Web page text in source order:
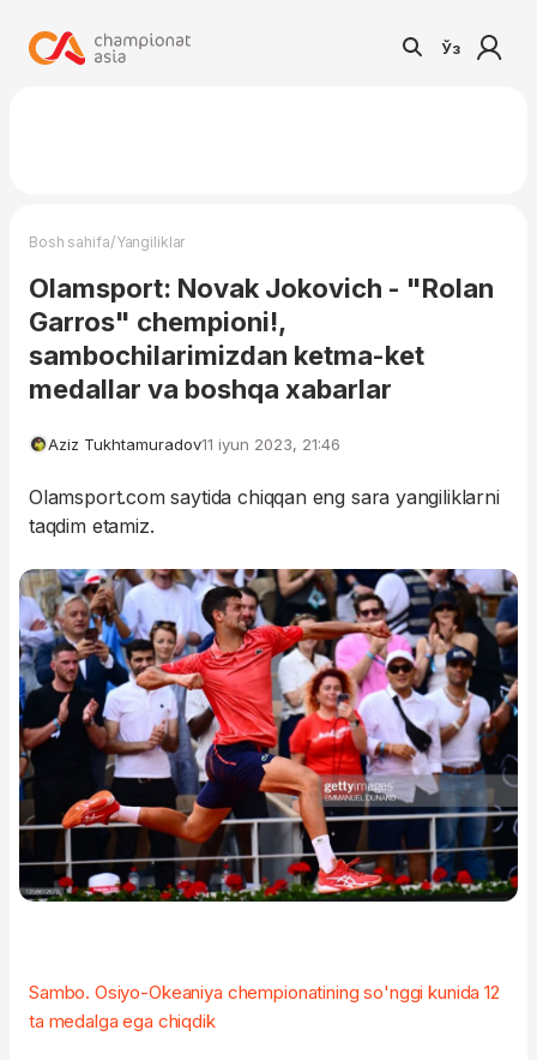
Ўз
Bosh sahifa/Yangiliklar
Olamsport: Novak Jokovich - "Rolan
Garros" chempioni!,
sambochilarimizdan ketma-ket
medallar va boshqa xabarlar
Aziz Tukhtamuradov11 iyun 2023, 21:46
Olamsport.com saytida chiqqan eng sara yangiliklarni
taqdim etamiz.
Sambo. Osiyo-Okeaniya chempionatining so'nggi kunida 12
ta medalga ega chiqdik